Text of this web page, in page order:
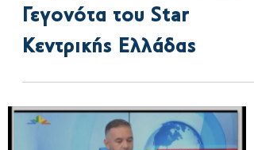
9 Σεπ 2022
Χειμάρα στα Αναλυτικά